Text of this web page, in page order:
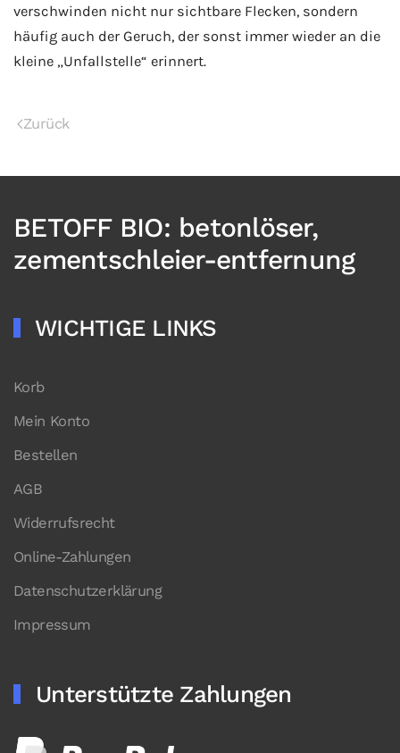
verschwinden nicht nur sichtbare Flecken, sondern
häufig auch der Geruch, der sonst immer wieder an die
kleine „Unfallstelle“ erinnert.
Zurück
BETOFF BIO: betonlöser,
zementschleier-entfernung
WICHTIGE LINKS
Korb
Mein Konto
Bestellen
AGB
Widerrufsrecht
Online-Zahlungen
Datenschutzerklärung
Impressum
Unterstützte Zahlungen